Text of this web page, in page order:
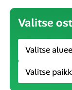
Valitse